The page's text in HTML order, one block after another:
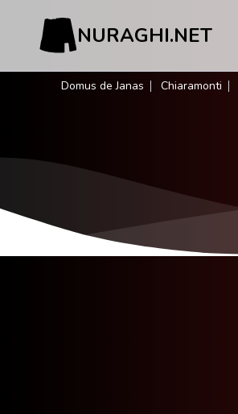
NURAGHI.NET
Domus de Janas Chiaramonti